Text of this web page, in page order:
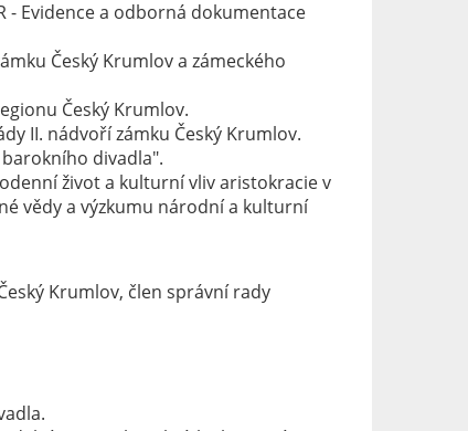
- Evidence a odborná dokumentace
Český Krumlov a zámeckého
Český Krumlov.
II. nádvoří zámku Český Krumlov.
divadla".
život a kulturní vliv aristokracie v
vědy a výzkumu národní a kulturní
Krumlov, člen správní rady